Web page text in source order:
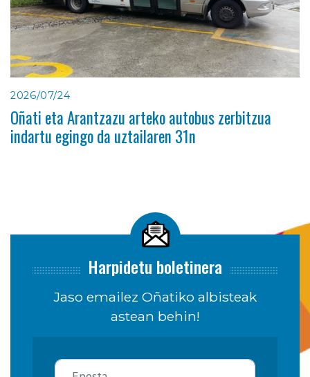
2026/07/24
Oñati eta Arantzazu arteko autobus zerbitzua
indartu egingo da uztailaren 31n
Harpidetu boletinera
Jaso emailez Oñatiko albisteak
astean behin!